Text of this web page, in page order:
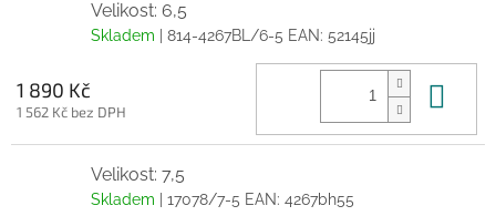
Velikost: 6,5
Skladem | 814-4267BL/6-5 EAN: 52145jj
1 890 Kč
1 562 Kč bez DPH
Velikost: 7,5
Skladem | 17078/7-5 EAN: 4267bh55